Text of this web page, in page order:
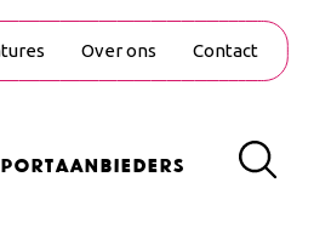
Over ons Contact